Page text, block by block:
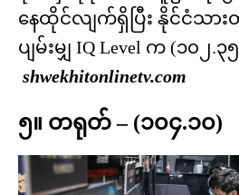
နေထိုင်လျက်ရှိပြီး နိုင်ငံသားတ
ပျမ်းမျှ IQ Level က (၁၀၂.
shwekhitonlinetv.com
၅။ တရုတ် – (၁၀၄.၁၀)